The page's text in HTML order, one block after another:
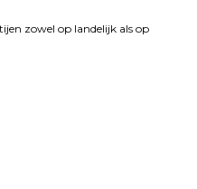
zowel op landelijk als op